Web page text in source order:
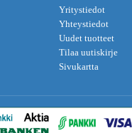
Yritystiedot
Yhteystiedot
Uudet tuotteet
Tilaa uutiskirje
Sivukartta